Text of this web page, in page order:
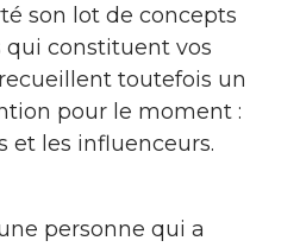
son lot de concepts
qui constituent vos
toutefois un
pour le moment :
et les influenceurs.
personne qui a